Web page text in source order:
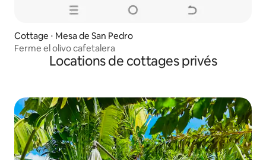
Cottage ⋅ Mesa de San Pedro
Ferme el olivo cafetalera
Locations de cottages privés